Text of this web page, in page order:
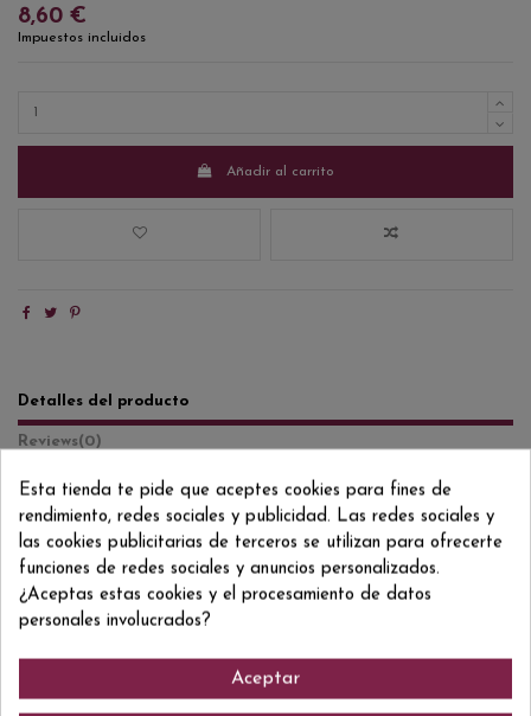
8,60 €
Impuestos incluidos
Añadir al carrito
Detalles del producto
Reviews(0)
Formato/Format 75 CL
Grado/Grau
ean13
Esta tienda te pide que aceptes cookies para fines de
rendimiento, redes sociales y publicidad. Las redes sociales y
las cookies publicitarias de terceros se utilizan para ofrecerte
funciones de redes sociales y anuncios personalizados.
¿Aceptas estas cookies y el procesamiento de datos
personales involucrados?
Aceptar